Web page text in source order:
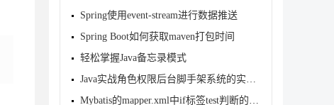
Spring使用event-stream进行数据推送
Spring Boot如何获取maven打包时间
轻松掌握Java备忘录模式
Java实战角色权限后台脚手架系统的实现流程
Mybatis的mapper.xml中if标签test判断的用法说明